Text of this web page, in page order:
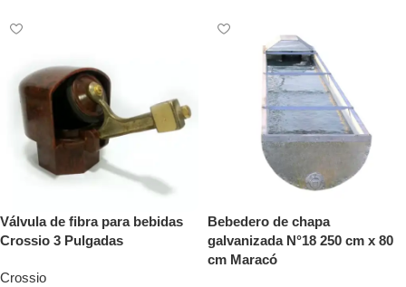
Válvula de fibra para bebidas
Crossio 3 Pulgadas
Crossio
Bebedero de chapa
galvanizada N°18 250 cm x 80
cm Maracó